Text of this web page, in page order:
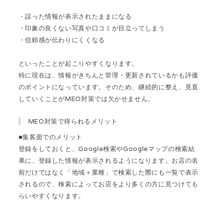
・誤った情報が表示されたままになる
・印象の良くない写真や口コミが目立ってしまう
・信頼感が伝わりにくくなる
といったことが起こりやすくなります。
特に現在は、情報がきちんと管理・更新されているかも評価
のポイントになっています。そのため、継続的に整え、見直
していくことがMEO対策では欠かせません。
MEO対策で得られるメリット
■集客面でのメリット
登録をしておくと、Google検索やGoogleマップの検索結
果に、登録した情報が表示されるようになります。お店の名
前だけではなく「地域＋業種」で検索した際にも一覧で表示
されるので、検索によってお店をより多くの方に見つけても
らいやすくなります。